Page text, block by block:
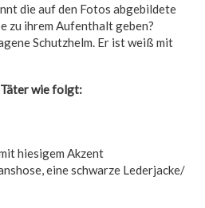
die auf den Fotos abgebildete
zu ihrem Aufenthalt geben?
Schutzhelm. Er ist weiß mit
wie folgt:
hiesigem Akzent
eine schwarze Lederjacke/